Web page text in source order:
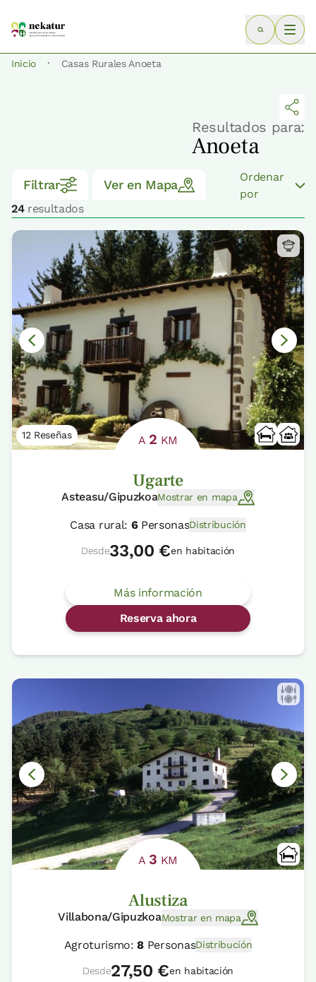
Inicio · Casas Rurales Anoeta
Resultados para:
Anoeta
Filtrar Ver en Mapa
24resultados
Ordenar
por
12 Reseñas A 2 KM
Ugarte
Asteasu/GipuzkoaMostrar en mapa
Casa rural: 6PersonasDistribución
Desde33,00 €en habitación
Más información
Reserva ahora
A 3 KM
Alustiza
Villabona/GipuzkoaMostrar en mapa
Agroturismo:8 PersonasDistribución
Desde27,50 €en habitación